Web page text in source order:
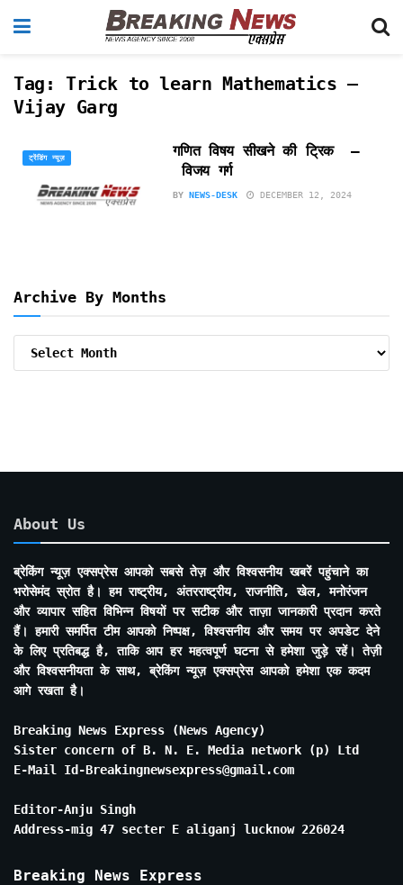
Tag: Trick to learn Mathematics –
Vijay Garg
ट्रेंडिंग न्यूज़
गणित विषय सीखने की ट्रिक –
विजय गर्ग
BY NEWS-DESK DECEMBER 12, 2024
Archive By Months
About Us
ब्रेकिंग न्यूज़ एक्सप्रेस आपको सबसे तेज़ और विश्वसनीय खबरें पहुंचाने का
भरोसेमंद स्रोत है। हम राष्ट्रीय, अंतरराष्ट्रीय, राजनीति, खेल, मनोरंजन
और व्यापार सहित विभिन्न विषयों पर सटीक और ताज़ा जानकारी प्रदान करते
हैं। हमारी समर्पित टीम आपको निष्पक्ष, विश्वसनीय और समय पर अपडेट देने
के लिए प्रतिबद्ध है, ताकि आप हर महत्वपूर्ण घटना से हमेशा जुड़े रहें। तेज़ी
और विश्वसनीयता के साथ, ब्रेकिंग न्यूज़ एक्सप्रेस आपको हमेशा एक कदम
आगे रखता है।
Breaking News Express (News Agency)
Sister concern of B. N. E. Media network (p) Ltd
E-Mail Id-Breakingnewsexpress@gmail.com
Editor-Anju Singh
Address-mig 47 secter E aliganj lucknow 226024
Breaking News Express